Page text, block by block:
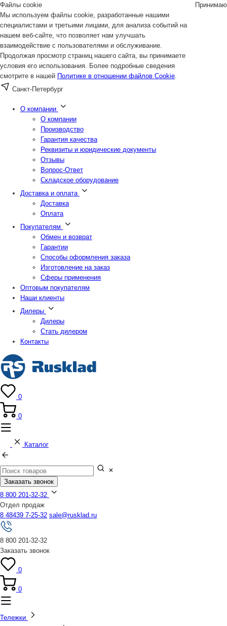
Файлы cookie
Мы используем файлы cookie, разработанные нашими
специалистами и третьими лицами, для анализа событий на
нашем веб-сайте, что позволяет нам улучшать
взаимодействие с пользователями и обслуживание.
Продолжая просмотр страниц нашего сайта, вы принимаете
условия его использования. Более подробные сведения
смотрите в нашей Политике в отношении файлов Cookie.
Принимаю
Санкт-Петербург
О компании
О компании
Производство
Гарантия качества
Реквизиты и юридические документы
Отзывы
Вопрос-Ответ
Складское оборудование
Доставка и оплата
Доставка
Оплата
Покупателям
Обмен и возврат
Гарантии
Способы оформления заказа
Изготовление на заказ
Сферы применения
Оптовым покупателям
Наши клиенты
Дилеры
Дилеры
Стать дилером
Контакты
0
0
Каталог
Заказать звонок
8 800 201-32-32
Отдел продаж
8 48439 7-25-32 sale@rusklad.ru
8 800 201-32-32
Заказать звонок
0
0
Тележки